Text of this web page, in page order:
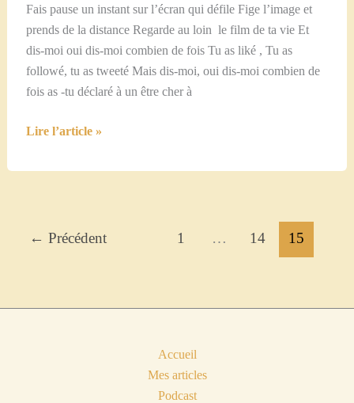
Fais pause un instant sur l’écran qui défile Fige l’image et
prends de la distance Regarde au loin le film de ta vie Et
dis-moi oui dis-moi combien de fois Tu as liké , Tu as
followé, tu as tweeté Mais dis-moi, oui dis-moi combien de
fois as -tu déclaré à un être cher à
Le
de
Lire l’article »
← Précédent 1 … 14 15
Accueil
Mes articles
Podcast